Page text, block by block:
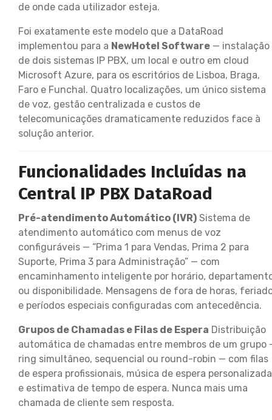
de onde cada utilizador esteja.
Foi exatamente este modelo que a DataRoad
implementou para a NewHotel Software — instalação
de dois sistemas IP PBX, um local e outro em cloud
Microsoft Azure, para os escritórios de Lisboa, Braga,
Faro e Funchal. Quatro localizações, um único sistema
de voz, gestão centralizada e custos de
telecomunicações dramaticamente reduzidos face à
solução anterior.
Funcionalidades Incluídas na
Central IP PBX DataRoad
Pré-atendimento Automático (IVR) Sistema de
atendimento automático com menus de voz
configuráveis — “Prima 1 para Vendas, Prima 2 para
Suporte, Prima 3 para Administração” — com
encaminhamento inteligente por horário,
ou disponibilidade. Mensagens de fora de horas,
e períodos especiais configuradas com antecedência.
Grupos de Chamadas e Filas de Espera Distribuição
automática de chamadas entre membros de um grupo
ring simultâneo, sequencial ou round-robin — com filas
de espera profissionais, música de espera personalizada
e estimativa de tempo de espera. Nunca mais uma
chamada de cliente sem resposta.